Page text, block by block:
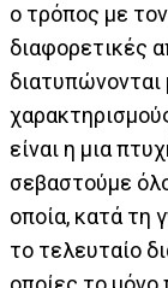
ο τρόπος με
διαφορετικές
διατυπώνονται
είναι η μια
σεβαστούμε
οποία, κατά τη
το τελευταίο